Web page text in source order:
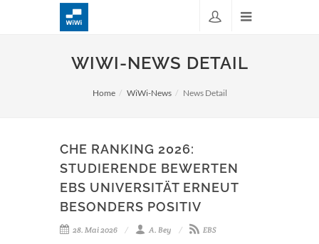
WIWI-NEWS DETAIL
Home WiWi-News News Detail
CHE RANKING 2026:
STUDIERENDE BEWERTEN
EBS UNIVERSITÄT ERNEUT
BESONDERS POSITIV
28. Mai 2026 A. Bey EBS